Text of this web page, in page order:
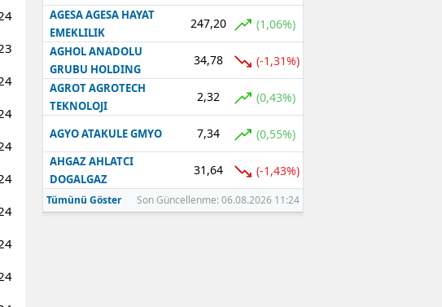
AGESA AGESA HAYAT
EMEKLILIK
247,20 (1,06%)
AGHOL ANADOLU
GRUBU HOLDING
34,78 (-1,31%)
AGROT AGROTECH
TEKNOLOJI
2,32 (0,43%)
AGYO ATAKULE GMYO 7,34 (0,55%)
AHGAZ AHLATCI
DOGALGAZ
31,64 (-1,43%)
Tümünü Göster Son Güncellenme: 06.08.2026 11:24